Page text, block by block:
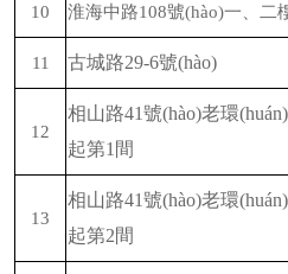
10 淮海中路108號(hào)一、
11 古城路29-6號(hào)
12
相山路41號(hào)老環
起第1間
13
相山路41號(hào)老環
起第2間